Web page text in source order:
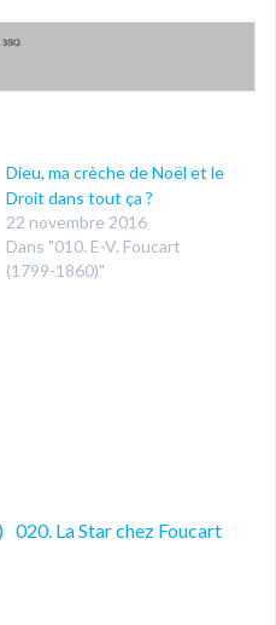
Dieu, ma crèche de Noël et le
Droit dans tout ça ?
22 novembre 2016
Dans "010. E-V. Foucart
(1799-1860)"
020. La Star chez Foucart